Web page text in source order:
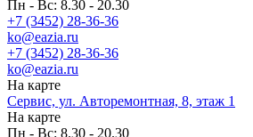
Пн - Вс: 8.30 - 20.30
+7 (3452) 28-36-36
ko@eazia.ru
+7 (3452) 28-36-36
ko@eazia.ru
На карте
Сервис, ул. Авторемонтная, 8, этаж 1
На карте
Пн - Вс: 8.30 - 20.30